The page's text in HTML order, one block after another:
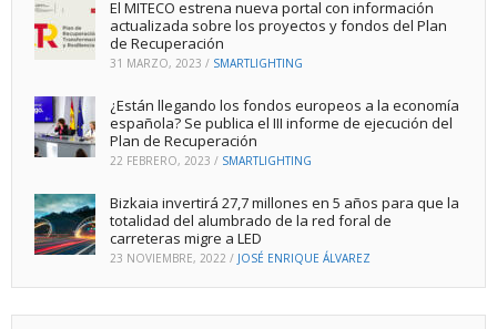
El MITECO estrena nueva portal con información
actualizada sobre los proyectos y fondos del Plan
de Recuperación
31 MARZO, 2023 / SMARTLIGHTING
¿Están llegando los fondos europeos a la economía
española? Se publica el III informe de ejecución del
Plan de Recuperación
22 FEBRERO, 2023 / SMARTLIGHTING
Bizkaia invertirá 27,7 millones en 5 años para que la
totalidad del alumbrado de la red foral de
carreteras migre a LED
23 NOVIEMBRE, 2022 / JOSÉ ENRIQUE ÁLVAREZ